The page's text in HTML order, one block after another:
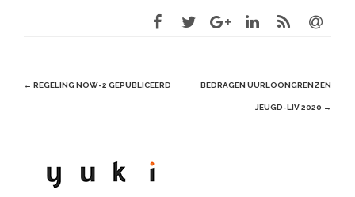
Post
← REGELING NOW-2 GEPUBLICEERD BEDRAGEN UURLOONGRENZEN
JEUGD-LIV 2020 →